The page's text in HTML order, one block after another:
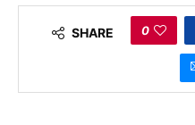
SHARE 0